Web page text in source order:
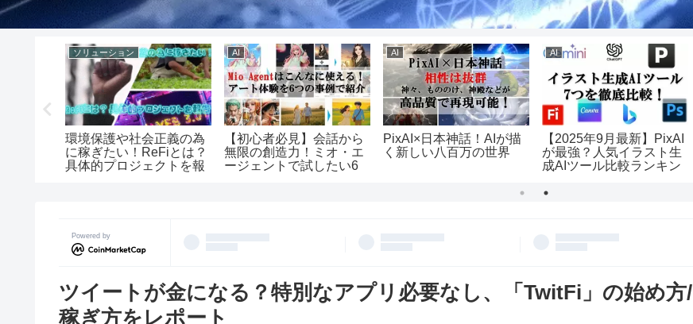
ソリューション
環境保護や社会正義の為
に稼ぎたい！ReFiとは？
具体的プロジェクトを報
AI
【初心者必見】会話から
無限の創造力！ミオ・エ
ージェントで試したい6
AI
PixAI×日本神話！AIが描
く新しい八百万の世界
AI
【2025年9月最新】PixAI
が最強？人気イラスト生
成AIツール比較ランキン
Powered by
ツイートが金になる？特別なアプリ必要なし、「TwitFi」の始め方/
稼ぎ方をレポート